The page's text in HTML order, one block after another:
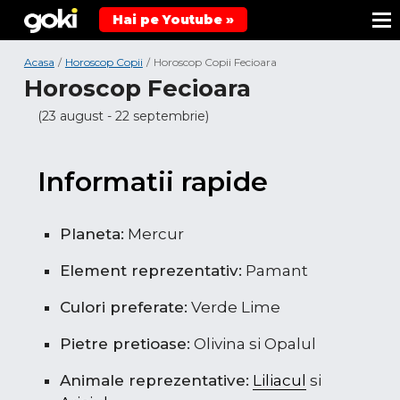
Hai pe Youtube »
Acasa / Horoscop Copii / Horoscop Copii Fecioara
Horoscop Fecioara
(23 august - 22 septembrie)
Informatii rapide
Planeta: Mercur
Element reprezentativ: Pamant
Culori preferate: Verde Lime
Pietre pretioase: Olivina si Opalul
Animale reprezentative: Liliacul si